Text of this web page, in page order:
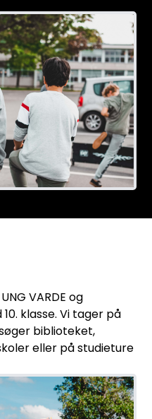
VARDE og
klasse. Vi tager på
biblioteket,
eller på studieture